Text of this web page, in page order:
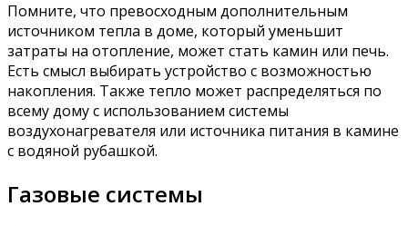
Помните, что превосходным дополнительным
источником тепла в доме, который уменьшит
затраты на отопление, может стать камин или печь.
Есть смысл выбирать устройство с возможностью
накопления. Также тепло может распределяться по
всему дому с использованием системы
воздухонагревателя или источника питания в камине
с водяной рубашкой.
Газовые системы